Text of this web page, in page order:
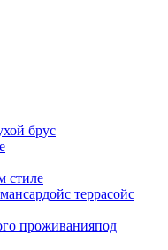
брус
стиле
с террасойс
проживанияпод